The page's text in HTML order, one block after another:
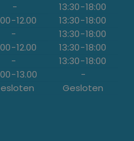
- 13:30-18:00
-12.00 13:30-18:00
- 13:30-18:00
-12.00 13:30-18:00
- 13:30-18:00
-13.00
-
Gesloten